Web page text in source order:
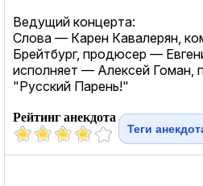
Ведущий концерта:
Слова — Карен Кавалерян,
Брейтбург, продюсер —
исполняет — Алексей Гоман,
"Русский Парень!"
Рейтинг анекдота
Теги